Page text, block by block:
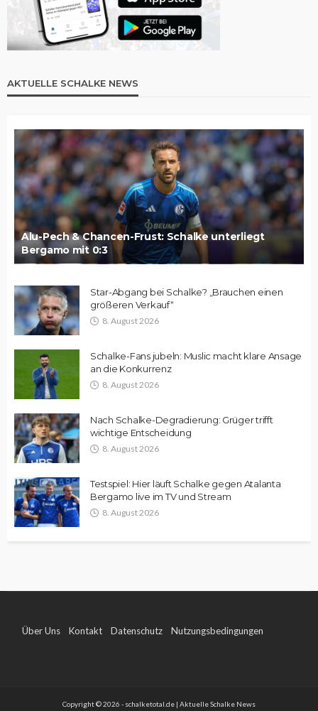
AKTUELLE SCHALKE NEWS
Alu-Pech & Chancen-Frust: Schalke unterliegt
Bergamo mit 0:3
Star-Abgang bei Schalke? „Brauchen einen
größeren Verkauf“
8. August 2026
Schalke-Fans jubeln: Muslic macht klare Ansage
an die Konkurrenz
8. August 2026
Nach Schalke-Degradierung: Grüger trifft
wichtige Entscheidung
8. August 2026
Testspiel: Hier läuft Schalke gegen Atalanta
Bergamo live im TV und Stream
8. August 2026
Über Uns Kontakt Datenschutz Nutzungsbedingungen
Copyright © 2026 - schalketotal.de | Aktuelle Schalke News